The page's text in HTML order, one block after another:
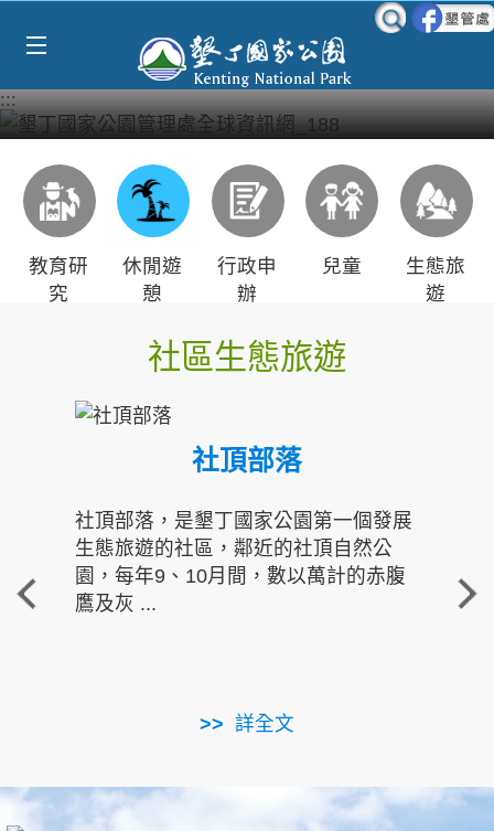
:::
教育研
究
休閒遊
憩
行政申
辦
兒童
生態旅
遊
社區生態旅遊
社頂部落
社頂部落，是墾丁國家公園第一個發展
生態旅遊的社區，鄰近的社頂自然公
園，每年9、10月間，數以萬計的赤腹
鷹及灰 ...
詳全文
重
走進